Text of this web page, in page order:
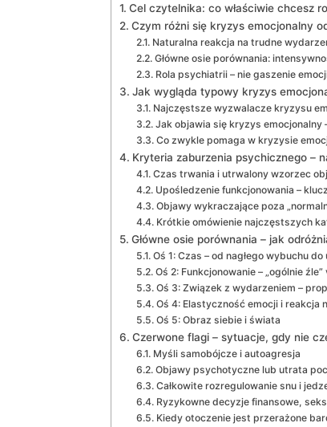
Cel czytelnika: co właściwie chcesz
Czym różni się kryzys emocjonalny
Naturalna reakcja na trudne
Główne osie porównania:
Rola psychiatrii – nie gaszenie
Jak wygląda typowy kryzys
Najczęstsze wyzwalacze kryzysu
Jak objawia się kryzys emocjonalny
Co zwykle pomaga w kryzysie
Kryteria zaburzenia psychicznego –
Czas trwania i utrwalony wzorzec
Upośledzenie funkcjonowania –
Objawy wykraczające poza
Krótkie omówienie najczęstszych
Główne osie porównania – jak
Oś 1: Czas – od nagłego wybuchu
Oś 2: Funkcjonowanie – „ogólnie
Oś 3: Związek z wydarzeniem –
Oś 4: Elastyczność emocji i reakcja
Oś 5: Obraz siebie i świata
Czerwone flagi – sytuacje, gdy nie
Myśli samobójcze i autoagresja
Objawy psychotyczne lub utrata
Całkowite rozregulowanie snu i
Ryzykowne decyzje finansowe,
Kiedy otoczenie jest przerażone